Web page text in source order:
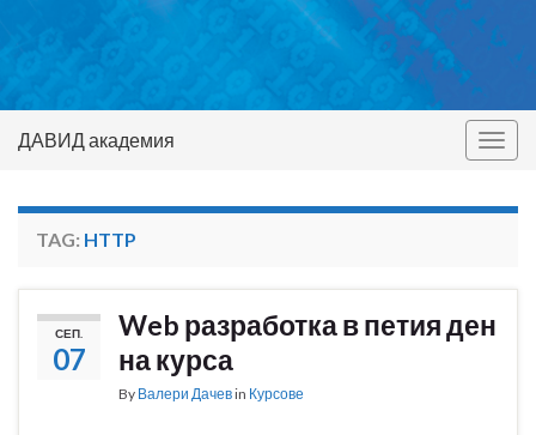
ДАВИД академия
TAG: HTTP
СЕП.
07
Web разработка в петия ден
на курса
By Валери Дачевin Курсове